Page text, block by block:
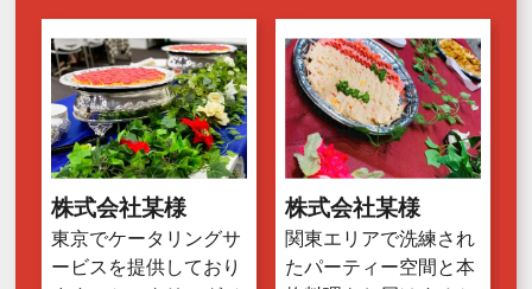
株式会社某様
東京でケータリングサ
ービスを提供しており
株式会社某様
関東エリアで洗練され
たパーティー空間と本